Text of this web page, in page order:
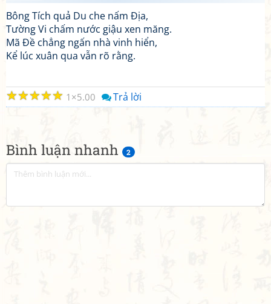
Bình luận nhanh 2
Bông Tích quả Du che nấm Địa,
Tường Vi chấm nước giậu xen măng.
Mã Đề chẳng ngấn nhà vinh hiển,
Kể lúc xuân qua vẫn rõ rằng.
☆
☆
☆
☆
☆ 1 5.00 Trả lời